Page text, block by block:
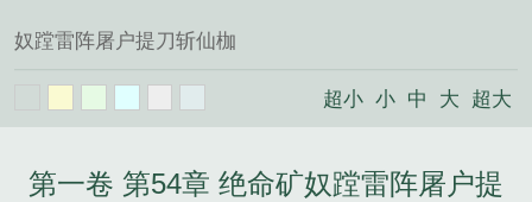
奴蹚雷阵屠户提刀斩仙枷
超小 小 中 大 超大
第一卷 第54章 绝命矿奴蹚雷阵屠户提